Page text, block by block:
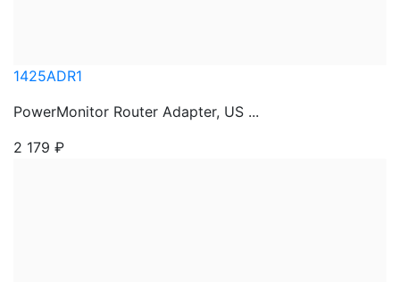
1425ADR1
PowerMonitor Router Adapter, US ...
2 179 ₽